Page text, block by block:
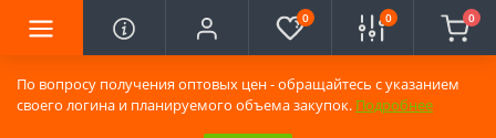
По вопросу получения оптовых цен - обращайтесь с указанием
своего логина и планируемого объема закупок. Подробнее
0 0 0